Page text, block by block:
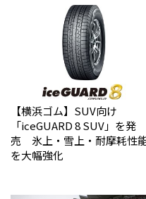
【横浜ゴム】SUV向け
「iceGUARD 8 SUV」を発
売 氷上・雪上・耐摩耗性
を大幅強化